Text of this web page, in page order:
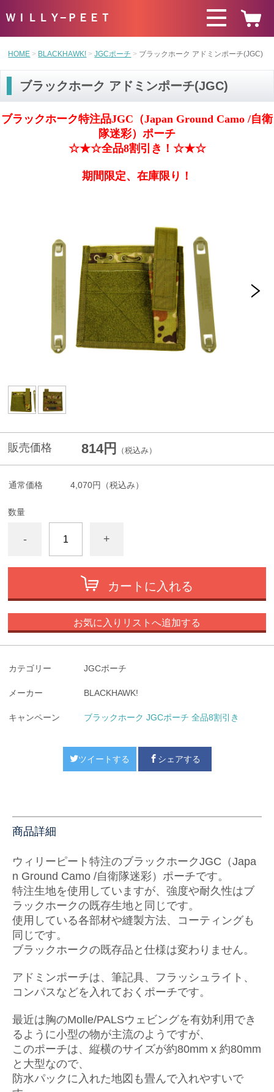
ＷＩＬＬＹ−ＰＥＥＴ
HOME BLACKHAWK! JGCポーチ ブラックホーク アドミンポーチ(JGC)
ブラックホーク アドミンポーチ(JGC)
ブラックホーク特注品JGC（Japan Ground Camo /自衛
隊迷彩）ポーチ
☆★☆全品8割引き！☆★☆
期間限定、在庫限り！
販売価格 814円 （税込み）
通常価格 4,070円 （税込み）
数量
- +
カートに入れる
お気に入りリストへ追加する
カテゴリー JGCポーチ
メーカー BLACKHAWK!
キャンペーン ブラックホーク JGCポーチ 全品8割引き
ツイートする シェアする
商品詳細
ウィリーピート特注のブラックホークJGC（Japa
n Ground Camo /自衛隊迷彩）ポーチです。
特注生地を使用していますが、強度や耐久性はブ
ラックホークの既存生地と同じです。
使用している各部材や縫製方法、コーティングも
同じです。
ブラックホークの既存品と仕様は変わりません。
アドミンポーチは、筆記具、フラッシュライト、
コンパスなどを入れておくポーチです。
最近は胸のMolle/PALSウェビングを有効利用でき
るように小型の物が主流のようですが、
このポーチは、縦横のサイズが約80mm x 約80mm
と大型なので、
防水パックに入れた地図も畳んで入れやすいで